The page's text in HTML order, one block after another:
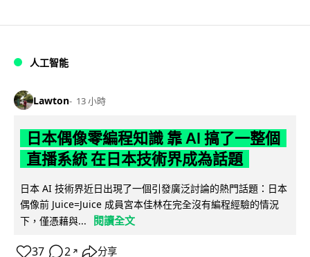
人工智能
Lawton 13 小時
日本偶像零編程知識 靠 AI 搞了一整個
直播系統 在日本技術界成為話題
日本 AI 技術界近日出現了一個引發廣泛討論的熱門話題：日本
偶像前 Juice=Juice 成員宮本佳林在完全沒有編程經驗的情況
下，僅憑藉與...
閱讀全文
37 2 ↗ 分享